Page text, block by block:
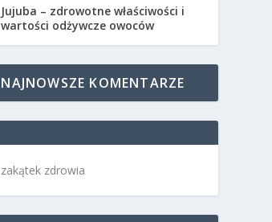
Jujuba – zdrowotne właściwości i
wartości odżywcze owoców
NAJNOWSZE KOMENTARZE
zakątek zdrowia